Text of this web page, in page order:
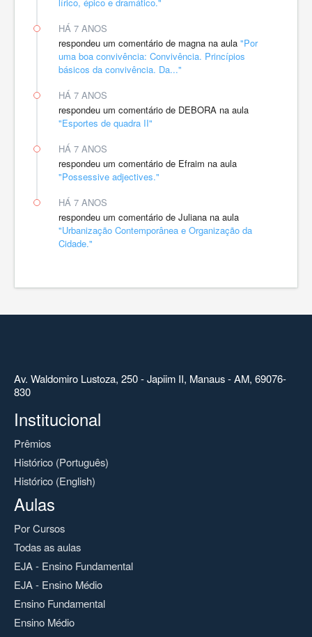
HÁ 7 ANOS
respondeu um comentário de magna na aula "Por
uma boa convivência: Convivência. Princípios
básicos da convivência. Da..."
HÁ 7 ANOS
respondeu um comentário de DEBORA na aula
"Esportes de quadra II"
HÁ 7 ANOS
respondeu um comentário de Efraim na aula
"Possessive adjectives."
HÁ 7 ANOS
respondeu um comentário de Juliana na aula
"Urbanização Contemporânea e Organização da
Cidade."
Av. Waldomiro Lustoza, 250 - Japiim II, Manaus - AM, 69076-
830
Institucional
Prêmios
Histórico (Português)
Histórico (English)
Aulas
Por Cursos
Todas as aulas
EJA - Ensino Fundamental
EJA - Ensino Médio
Ensino Fundamental
Ensino Médio